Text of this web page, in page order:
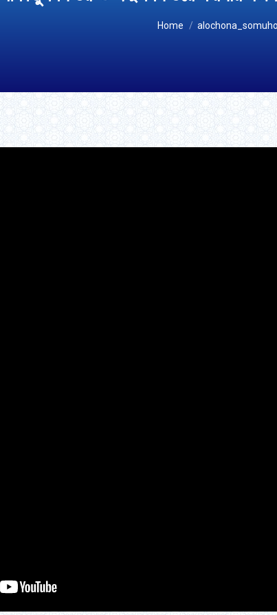
You are here:
Home alochona_somuho